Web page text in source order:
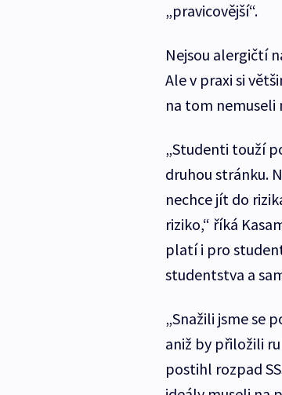
„pravicovější“.
Nejsou alergičtí
Ale v praxi si
na tom
„Studenti touží
druhou stránku.
nechce jít do
riziko,“ říká
platí i pro
studentstva a
„Snažili jsme se
aniž by přiložili
postihl rozpad